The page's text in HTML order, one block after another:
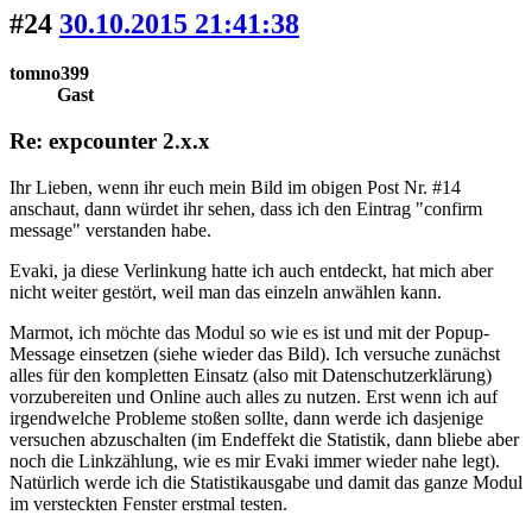
#24 30.10.2015 21:41:38
tomno399
Gast
Re: expcounter 2.x.x
Ihr Lieben, wenn ihr euch mein Bild im obigen Post Nr. #14
anschaut, dann würdet ihr sehen, dass ich den Eintrag "confirm
message" verstanden habe.
Evaki, ja diese Verlinkung hatte ich auch entdeckt, hat mich aber
nicht weiter gestört, weil man das einzeln anwählen kann.
Marmot, ich möchte das Modul so wie es ist und mit der Popup-
Message einsetzen (siehe wieder das Bild). Ich versuche zunächst
alles für den kompletten Einsatz (also mit Datenschutzerklärung)
vorzubereiten und Online auch alles zu nutzen. Erst wenn ich auf
irgendwelche Probleme stoßen sollte, dann werde ich dasjenige
versuchen abzuschalten (im Endeffekt die Statistik, dann bliebe aber
noch die Linkzählung, wie es mir Evaki immer wieder nahe legt).
Natürlich werde ich die Statistikausgabe und damit das ganze Modul
im versteckten Fenster erstmal testen.